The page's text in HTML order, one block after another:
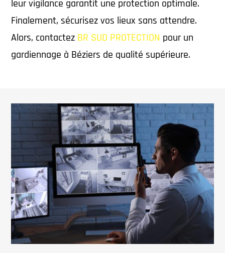
leur vigilance garantit une protection optimale.
Finalement, sécurisez vos lieux sans attendre.
Alors, contactez BR SUD PROTECTION pour un
gardiennage à Béziers de qualité supérieure.